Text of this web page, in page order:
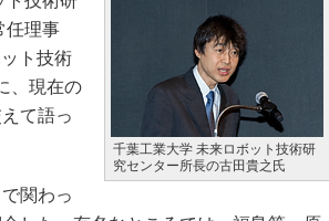
千葉工業大学 未来ロボット技術研
究センター所長の古田貴之氏
任理事
ト技術
、現在の
て語っ
関わっ